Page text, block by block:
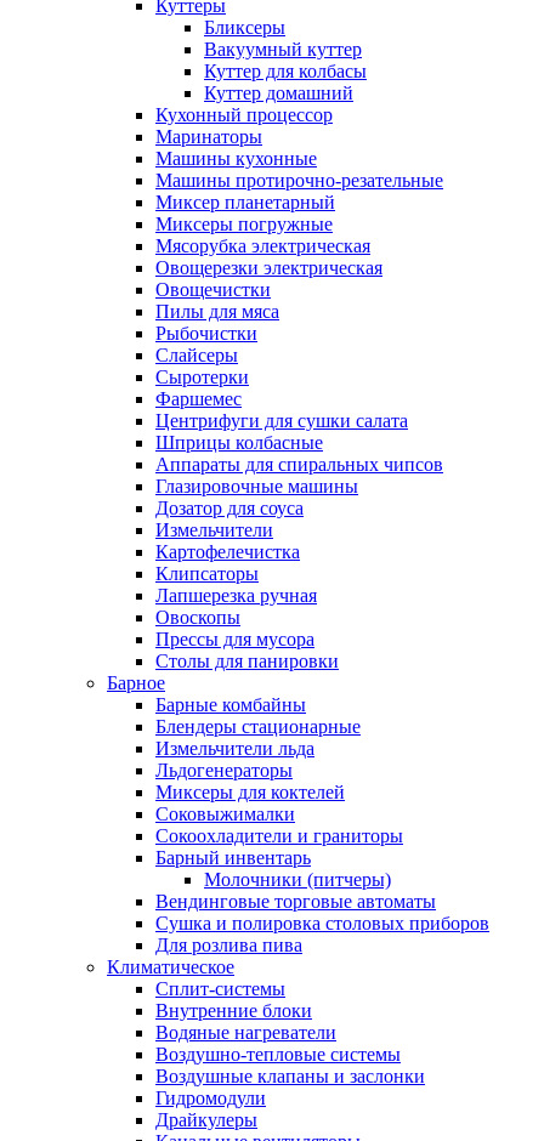
Куттеры
Бликсеры
Вакуумный куттер
Куттер для колбасы
Куттер домашний
Кухонный процессор
Маринаторы
Машины кухонные
Машины протирочно-резательные
Миксер планетарный
Миксеры погружные
Мясорубка электрическая
Овощерезки электрическая
Овощечистки
Пилы для мяса
Рыбочистки
Слайсеры
Сыротерки
Фаршемес
Центрифуги для сушки салата
Шприцы колбасные
Аппараты для спиральных чипсов
Глазировочные машины
Дозатор для соуса
Измельчители
Картофелечистка
Клипсаторы
Лапшерезка ручная
Овоскопы
Прессы для мусора
Столы для панировки
Барное
Барные комбайны
Блендеры стационарные
Измельчители льда
Льдогенераторы
Миксеры для коктелей
Соковыжималки
Сокоохладители и граниторы
Барный инвентарь
Молочники (питчеры)
Вендинговые торговые автоматы
Сушка и полировка столовых приборов
Для розлива пива
Климатическое
Сплит-системы
Внутренние блоки
Водяные нагреватели
Воздушно-тепловые системы
Воздушные клапаны и заслонки
Гидромодули
Драйкулеры